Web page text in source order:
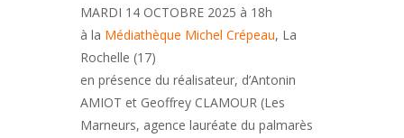
MARDI 14 OCTOBRE 2025 à 18h
à la Médiathèque Michel Crépeau, La
Rochelle (17)
en présence du réalisateur, d’Antonin
AMIOT et Geoffrey CLAMOUR (Les
Marneurs, agence lauréate du palmarès